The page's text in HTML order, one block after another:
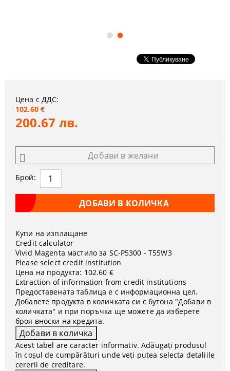
Цена с ДДС:
102.60 €
200.67 лв.
Добави в желани
Брой:
Купи на изплащане
Credit calculator
Vivid Magenta мастило за SC-P5300 - T55W3
Please select credit institution
Цена на продукта: 102.60 €
Extraction of information from credit institutions
Предоставената таблица е с информационна цел.
Добавете продукта в количката си с бутона "Добави в
количката" и при поръчка ще можете да изберете
броя вноски на кредита.
Acest tabel are caracter informativ. Adăugați produsul
în coșul de cumpărături unde veți putea selecta detaliile
cererii de creditare.